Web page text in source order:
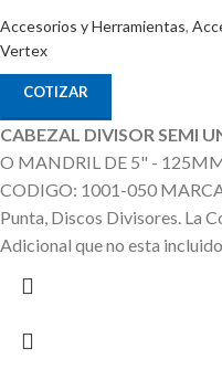
Accesorios y Herramientas,
Vertex
COTIZAR
CABEZAL DIVISOR SEMI
O MANDRIL DE 5" -
CODIGO: 1001-050
Punta, Discos Divisores. La
Adicional que no esta